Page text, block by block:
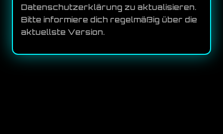
Datenschutzerklärung zu aktualisieren.
Bitte informiere dich regelmäßig über die
aktuellste Version.